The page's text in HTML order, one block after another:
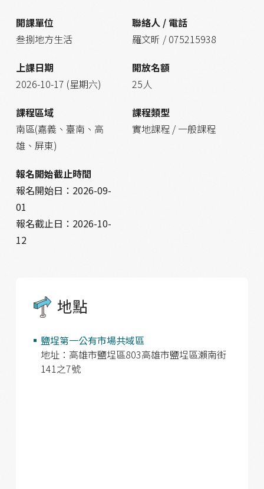
開課單位
叁捌地方生活
聯絡人 / 電話
羅文昕 / 075215938
上課日期
2026-10-17 (星期六)
開放名額
25人
課程區域
南區(嘉義、臺南、高
雄、屏東)
課程類型
實地課程 / 一般課程
報名開始截止時間
報名開始日： 2026-09-
01
報名截止日： 2026-10-
12
地點
鹽埕第一公有市場共域區
地址：高雄市鹽埕區803高雄市鹽埕區瀨南街
141之7號